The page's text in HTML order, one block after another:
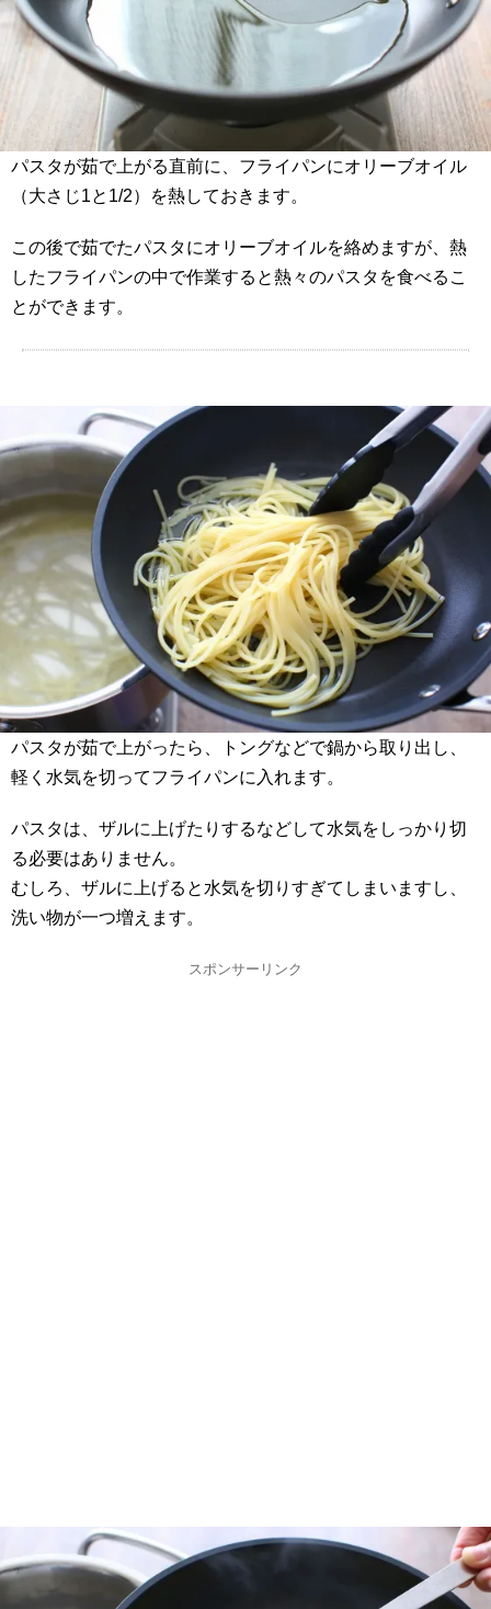
パスタが茹で上がる直前に、フライパンにオリーブオイル
（大さじ1と1/2）を熱しておきます。
この後で茹でたパスタにオリーブオイルを絡めますが、熱
したフライパンの中で作業すると熱々のパスタを食べるこ
とができます。
パスタが茹で上がったら、トングなどで鍋から取り出し、
軽く水気を切ってフライパンに入れます。
パスタは、ザルに上げたりするなどして水気をしっかり切
る必要はありません。
むしろ、ザルに上げると水気を切りすぎてしまいますし、
洗い物が一つ増えます。
スポンサーリンク